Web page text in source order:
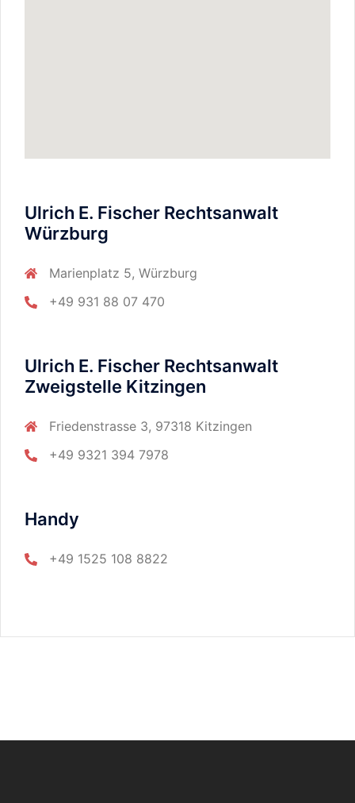
Ulrich E. Fischer Rechtsanwalt
Würzburg
Marienplatz 5, Würzburg
+49 931 88 07 470
Ulrich E. Fischer Rechtsanwalt
Zweigstelle Kitzingen
Friedenstrasse 3, 97318 Kitzingen
+49 9321 394 7978
Handy
+49 1525 108 8822